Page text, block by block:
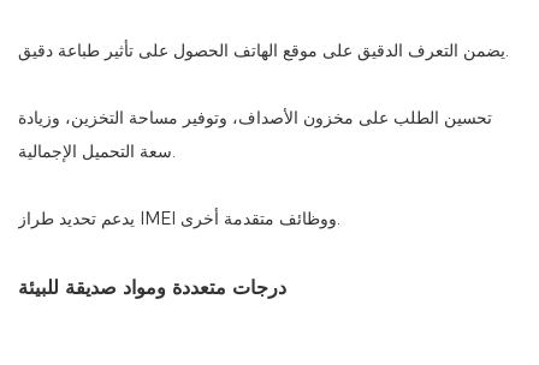
يضمن التعرف الدقيق على موقع الهاتف الحصول على تأثير طباعة دقيق.
تحسين الطلب على مخزون الأصداف، وتوفير مساحة التخزين، وزيادة
سعة التحميل الإجمالية.
يدعم تحديد طراز IMEI ووظائف متقدمة أخرى.
درجات متعددة ومواد صديقة للبيئة